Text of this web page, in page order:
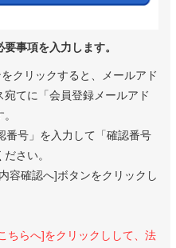
事項を入力します。
クリックすると、メールアド
てに「会員登録メールアド
番号」を入力して「確認番号
さい。
容確認へ]ボタンをクリックし
ちらへ]をクリックしして、法